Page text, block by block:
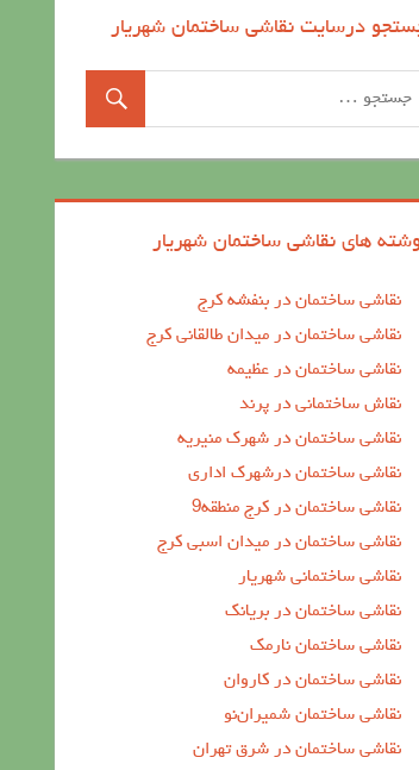
درسایت نقاشی ساختمان شهریار
های نقاشی ساختمان شهریار
نقاشی ساختمان در بنفشه کرج
نقاشی ساختمان در میدان طالقانی کرج
نقاشی ساختمان در عظیمه
نقاش ساختمانی در پرند
نقاشی ساختمان در شهرک منیریه
نقاشی ساختمان درشهرک اداری
نقاشی ساختمان در کرج منطقه9
نقاشی ساختمان در میدان اسبی کرج
نقاشی ساختمانی شهریار
نقاشی ساختمان در بریانک
نقاشی ساختمان نارمک
نقاشی ساختمان در کاروان
نقاشی ساختمان شمیران‌نو
نقاشی ساختمان در شرق تهران